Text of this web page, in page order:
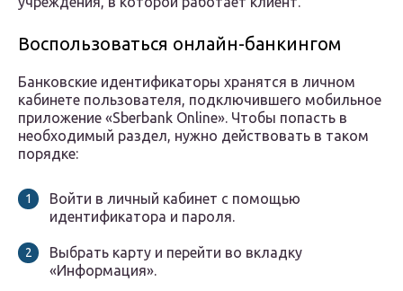
Воспользоваться онлайн-банкингом
Банковские идентификаторы хранятся в личном
кабинете пользователя, подключившего мобильное
приложение «Sberbank Online». Чтобы попасть в
необходимый раздел, нужно действовать в таком
порядке:
Войти в личный кабинет с помощью
идентификатора и пароля.
Выбрать карту и перейти во вкладку
«Информация».